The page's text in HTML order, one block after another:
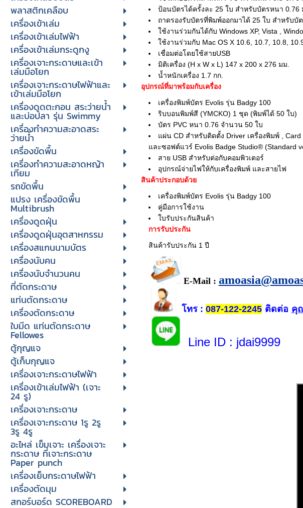
พลาสติกเคลือบ
เครื่องเข้าเล่ม
เครื่องเข้าเล่มไฟฟ้า
เครื่องเข้าเล่มกระดูกงู
เครื่องเจาะกระดาษและเข้า
เล่มมือโยก
เครื่องเจาะกระดาษไฟฟ้าและ
เข้าเล่มมือโยก
เครื่องดูดตะกอน สระว่ายน้ำ
และบ่อปลา รุ่น Swimmy
เครื่องทำความสะอาดสระ
ว่ายน้ำ
เครื่องขัดพื้น
เครื่องทำความสะอาดหญ้า
เทียม
รถขัดพื้น
แปรง เครื่องขัดพื้น
Multibrush
เครื่องดูดฝุ่น
เครื่องดูดฝุ่นอุตสาหกรรม
เครื่องสแกนนามบัตร
เครื่องนับคน
เครื่องนับจํานวนคน
ที่ตัดกระดาษ
แท่นตัดกระดาษ
เครื่องตัดกระดาษ
ใบมีด แท่นตัดกระดาษ
Fellowes
ตู้กุญแจ
ตู้เก็บกุญแจ
เครื่องเจาะกระดาษไฟฟ้า
เครื่องเข้าเล่มไฟฟ้า (เจาะ
24 รู)
เครื่องเจาะกระดาษ
เครื่องเจาะกระดาษ 1รู 2รู
3รู 4รู
อะไหล่ เข็มเจาะ เครื่องเจาะ
กระดาษ ที่เจาะกระดาษ
Paper punch
เครื่องเย็บกระดาษไฟฟ้า
เครื่องตัดมุม
สกอร์บอร์ด SCOREBOARD
ป้อนบัตรได้ครั้งละ 25 ใบ สำหรับบัตรหนา 0.76
ถาดรองรับบัตรที่พิมพ์ออกมาได้ 25 ใบ สำหรับบั
ใช้งานร่วมกันได้กับ Windows XP, Vista ,
ใช้งานร่วมกับ Mac OS X 10.6, 10.7, 10.8,
เชื่อมต่อโดยใช้สายUSB
มิติเครื่อง (H x W x L) 147 x 200 x 276 มม.
น้ำหนักเครื่อง 1.7 กก.
อุปกรณ์ที่มาพร้อมกับเครื่อง
เครื่องพิมพ์บัตร Evolis รุ่น Badgy 100
ริบบอนพิมพ์สี (YMCKO) 1 ชุด (พิมพ์ได้ 50 ใบ)
บัตร PVC หนา 0.76 จำนวน 50 ใบ
แผ่น CD สำหรับติดตั้ง Driver เครื่องพิมพ์ , Card
และซอฟต์แวร์ Evolis Badge Studio® (Standard
สาย USB สำหรับต่อกับคอมพิวเตอร์
อุปกรณ์จ่ายไฟให้กับเครื่องพิมพ์ และสายไฟ
สินค้าประกอบด้วย
เครื่องพิมพ์บัตร Evolis รุ่น Badgy 100
คู่มือการใช้งาน
ใบรับประกันสินค้า
การรับประกัน
สินค้ารับประกัน 1 ปี
E-Mail :
โทร: 087-122-2245ติดต่อ คุ
Line ID : jdai9999